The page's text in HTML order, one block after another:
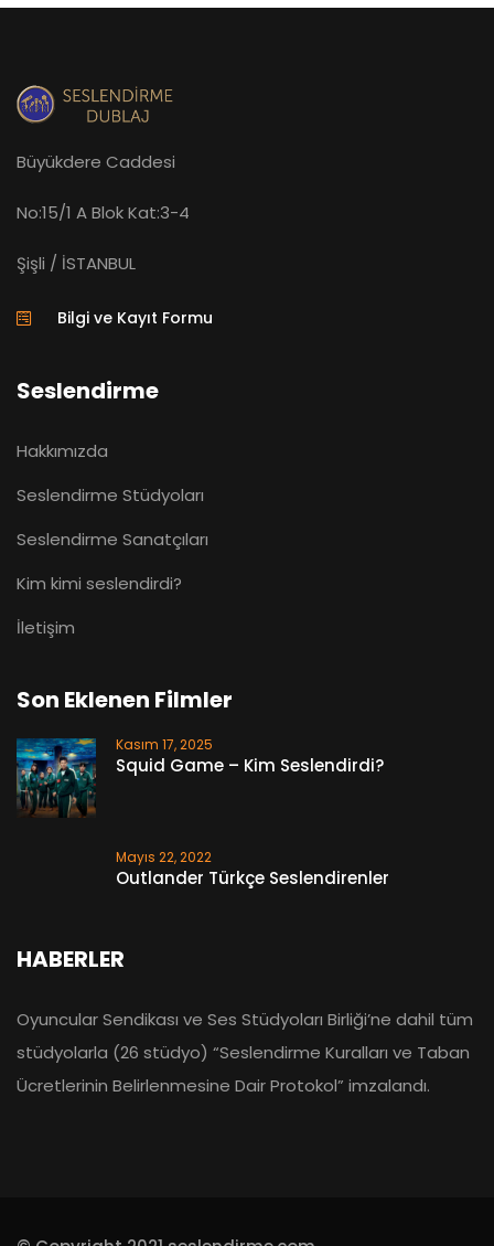
Büyükdere Caddesi
No:15/1 A Blok Kat:3-4
Şişli / İSTANBUL
Bilgi ve Kayıt Formu
Seslendirme
Hakkımızda
Seslendirme Stüdyoları
Seslendirme Sanatçıları
Kim kimi seslendirdi?
İletişim
Son Eklenen Filmler
Kasım 17, 2025
Squid Game – Kim Seslendirdi?
Mayıs 22, 2022
Outlander Türkçe Seslendirenler
HABERLER
Oyuncular Sendikası ve Ses Stüdyoları Birliği’ne dahil tüm
stüdyolarla (26 stüdyo) “Seslendirme Kuralları ve Taban
Ücretlerinin Belirlenmesine Dair Protokol” imzalandı.